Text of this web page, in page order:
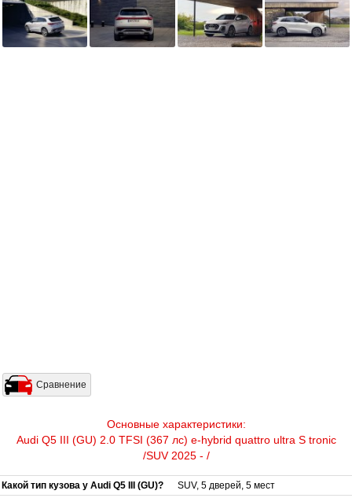
Сравнение
Основные характеристики:
Audi Q5 III (GU) 2.0 TFSI (367 лс) e-hybrid quattro ultra S tronic
/SUV 2025 - /
Какой тип кузова у Audi Q5 III (GU)? SUV, 5 дверей, 5 мест